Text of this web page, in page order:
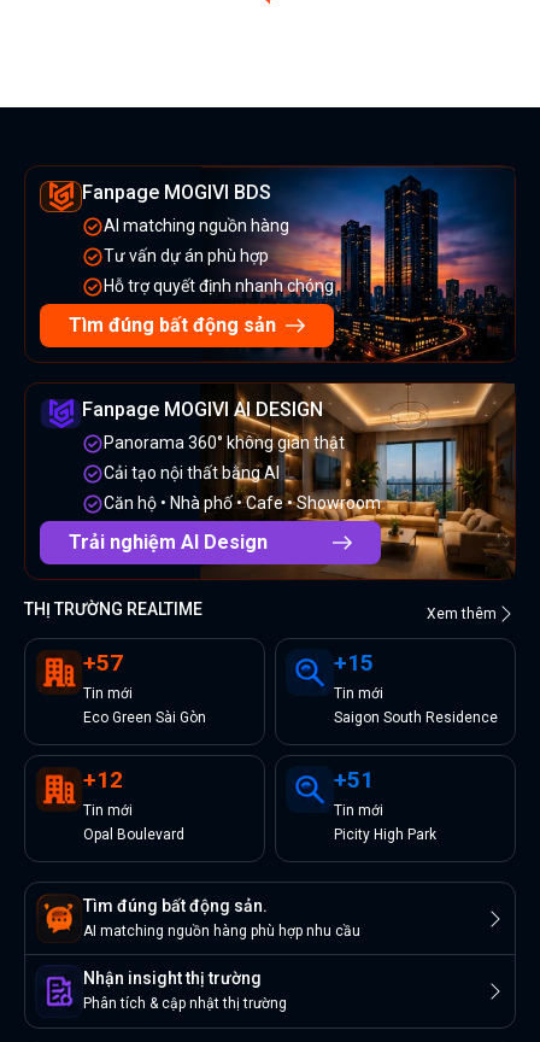
Fanpage MOGIVI BDS
AI matching nguồn hàng
Tư vấn dự án phù hợp
Hỗ trợ quyết định nhanh chóng
Tìm đúng bất động sản
Fanpage MOGIVI AI DESIGN
Panorama 360° không gian thật
Cải tạo nội thất bằng AI
Căn hộ • Nhà phố • Cafe • Showroom
Trải nghiệm AI Design
THỊ TRƯỜNG REALTIME Xem thêm
+57
Tin mới
Eco Green Sài Gòn
+15
Tin mới
Saigon South Residence
+12
Tin mới
Opal Boulevard
+51
Tin mới
Picity High Park
Tìm đúng bất động sản.
AI matching nguồn hàng phù hợp nhu cầu
Nhận insight thị trường
Phân tích & cập nhật thị trường